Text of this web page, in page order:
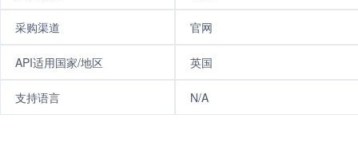
采购渠道 官网
API适用国家/地区 英国
支持语言 N/A